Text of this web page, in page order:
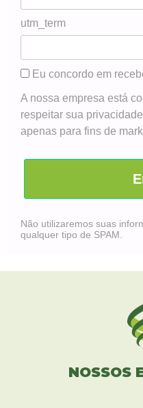
utm_term
Eu concordo em
A nossa empresa está
respeitar sua
apenas para fins de
Não utilizaremos suas
qualquer tipo de SPAM.
NOSSOS